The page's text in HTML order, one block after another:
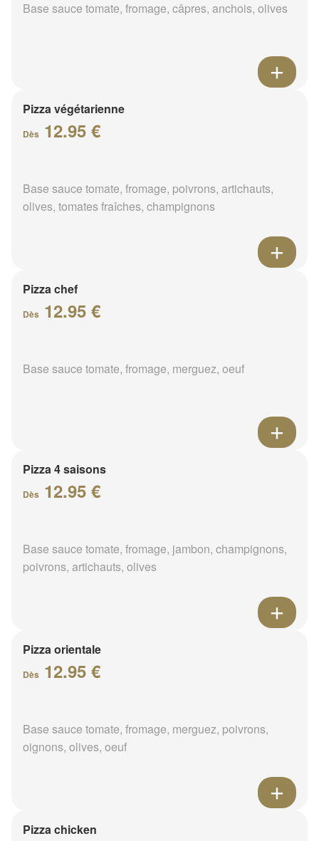
Base sauce tomate, fromage, câpres, anchois, olives
Pizza végétarienne
Dès 12.95 €
Base sauce tomate, fromage, poivrons, artichauts,
olives, tomates fraîches, champignons
Pizza chef
Dès 12.95 €
Base sauce tomate, fromage, merguez, oeuf
Pizza 4 saisons
Dès 12.95 €
Base sauce tomate, fromage, jambon, champignons,
poivrons, artichauts, olives
Pizza orientale
Dès 12.95 €
Base sauce tomate, fromage, merguez, poivrons,
oignons, olives, oeuf
Pizza chicken